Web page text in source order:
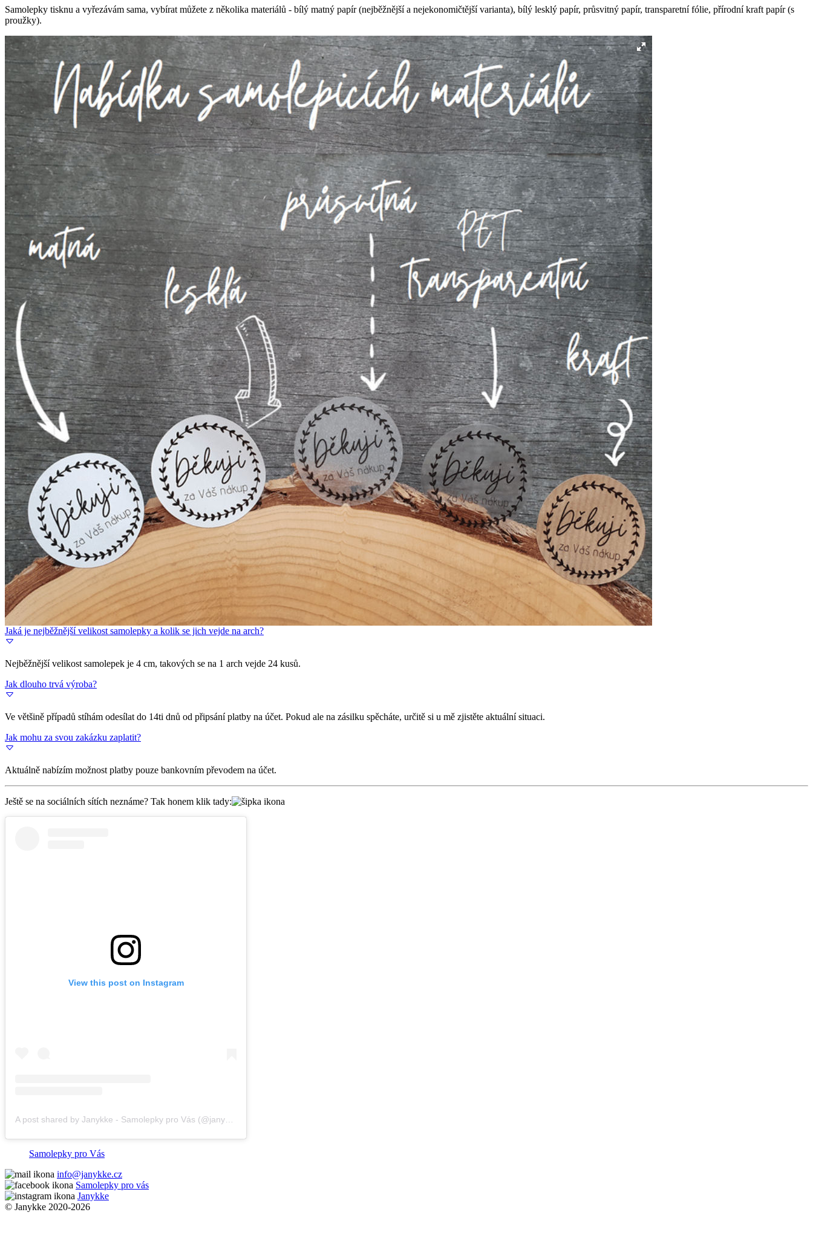
Samolepky tisknu a vyřezávám sama, vybírat můžete z několika materiálů - bílý matný papír (nejběžnější a nejekonomičtější varianta), bílý lesklý papír, průsvitný papír, transparetní fólie, přírodní kraft papír (s
proužky).
Jaká je nejběžnější velikost samolepky a kolik se jich vejde na arch?
Nejběžnější velikost samolepek je 4 cm, takových se na 1 arch vejde 24 kusů.
Jak dlouho trvá výroba?
Ve většině případů stíhám odesílat do 14ti dnů od připsání platby na účet. Pokud ale na zásilku spěcháte, určitě si u mě zjistěte aktuální situaci.
Jak mohu za svou zakázku zaplatit?
Aktuálně nabízím možnost platby pouze bankovním převodem na účet.
Ještě se na sociálních sítích neznáme? Tak honem klik tady:
View this post on Instagram
Samolepky pro Vás
info@janykke.cz
Samolepky pro vás
Janykke
© Janykke 2020-2026